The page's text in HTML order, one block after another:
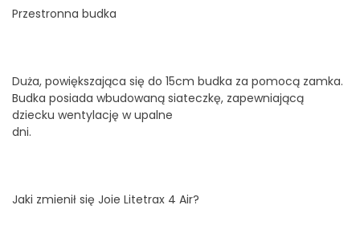
Przestronna budka
Duża, powiększająca się do 15cm budka za pomocą zamka.
Budka posiada wbudowaną siateczkę, zapewniającą
dziecku wentylację w upalne
dni.
Jaki zmienił się Joie Litetrax 4 Air?